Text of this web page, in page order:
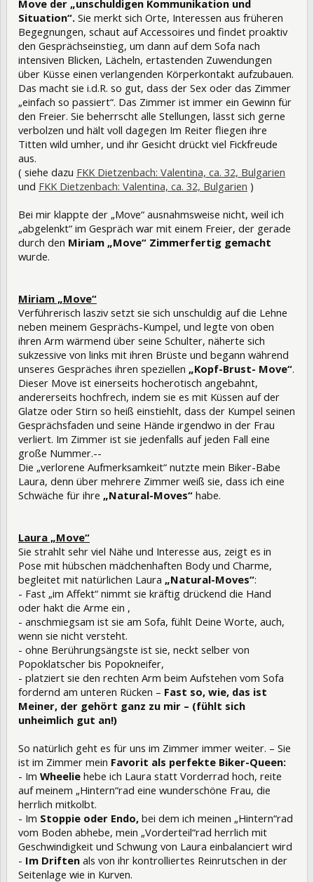
Move der „unschuldigen Kommunikation und
Situation“. Sie merkt sich Orte, Interessen aus früheren
Begegnungen, schaut auf Accessoires und findet proaktiv
den Gesprächseinstieg, um dann auf dem Sofa nach
intensiven Blicken, Lächeln, ertastenden Zuwendungen
über Küsse einen verlangenden Körperkontakt aufzubauen.
Das macht sie i.d.R. so gut, dass der Sex oder das Zimmer
„einfach so passiert“. Das Zimmer ist immer ein Gewinn für
den Freier. Sie beherrscht alle Stellungen, lässt sich gerne
verbolzen und hält voll dagegen Im Reiter fliegen ihre
Titten wild umher, und ihr Gesicht drückt viel Fickfreude
aus.
( siehe dazu FKK Dietzenbach: Valentina, ca. 32, Bulgarien
und FKK Dietzenbach: Valentina, ca. 32, Bulgarien )
Bei mir klappte der „Move“ ausnahmsweise nicht, weil ich
„abgelenkt“ im Gespräch war mit einem Freier, der gerade
durch den Miriam „Move“ Zimmerfertig gemacht
wurde.
Miriam „Move“
Verführerisch lasziv setzt sie sich unschuldig auf die Lehne
neben meinem Gesprächs-Kumpel, und legte von oben
ihren Arm wärmend über seine Schulter, näherte sich
sukzessive von links mit ihren Brüste und begann während
unseres Gespräches ihren speziellen „Kopf-Brust- Move“.
Dieser Move ist einerseits hocherotisch angebahnt,
andererseits hochfrech, indem sie es mit Küssen auf der
Glatze oder Stirn so heiß einstiehlt, dass der Kumpel seinen
Gesprächsfaden und seine Hände irgendwo in der Frau
verliert. Im Zimmer ist sie jedenfalls auf jeden Fall eine
große Nummer.--
Die „verlorene Aufmerksamkeit“ nutzte mein Biker-Babe
Laura, denn über mehrere Zimmer weiß sie, dass ich eine
Schwäche für ihre „Natural-Moves“ habe.
Laura „Move“
Sie strahlt sehr viel Nähe und Interesse aus, zeigt es in
Pose mit hübschen mädchenhaften Body und Charme,
begleitet mit natürlichen Laura „Natural-Moves“:
- Fast „im Affekt“ nimmt sie kräftig drückend die Hand
oder hakt die Arme ein ,
- anschmiegsam ist sie am Sofa, fühlt Deine Worte, auch,
wenn sie nicht versteht.
- ohne Berührungsängste ist sie, neckt selber von
Popoklatscher bis Popokneifer,
- platziert sie den rechten Arm beim Aufstehen vom Sofa
fordernd am unteren Rücken – Fast so, wie, das ist
Meiner, der gehört ganz zu mir – (fühlt sich
unheimlich gut an!)
So natürlich geht es für uns im Zimmer immer weiter. – Sie
ist im Zimmer mein Favorit als perfekte Biker-Queen:
- Im Wheelie hebe ich Laura statt Vorderrad hoch, reite
auf meinem „Hintern“rad eine wunderschöne Frau, die
herrlich mitkolbt.
- Im Stoppie oder Endo, bei dem ich meinen „Hintern“rad
vom Boden abhebe, mein „Vorderteil“rad herrlich mit
Geschwindigkeit und Schwung von Laura einbalanciert wird
- Im Driften als von ihr kontrolliertes Reinrutschen in der
Seitenlage wie in Kurven.